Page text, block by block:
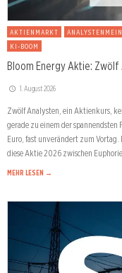
AKTIENMARKT
KI-BOOM
Bloom Energy Aktie: Zwölf
1. August 2026
Zwölf Analysten, ein Aktienkurs,
gerade zu einem der spannendsten
Euro, fast unverändert zum Vortag.
diese Aktie 2026 zwischen
MEHR LESEN →